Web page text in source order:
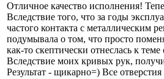
Отличное качество исполнения!
Вследствие того, что за годы
частого контакта с металлическим
подумывала о том, что просто
как-то скептически отнеслась к
Вследствие моих кривых рук,
Результат - щикарно=) Все